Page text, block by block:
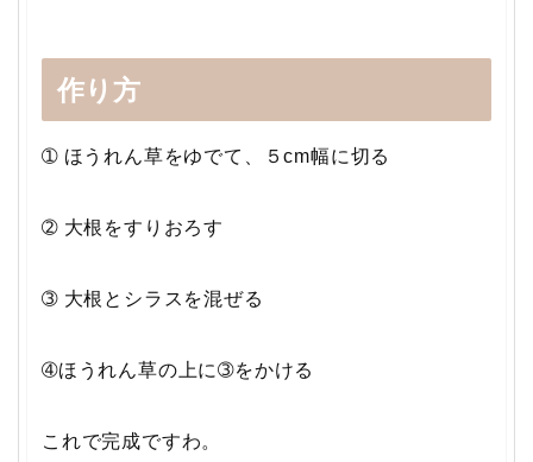
作り方
➀ ほうれん草をゆでて、５cm幅に切る
➁ 大根をすりおろす
➂ 大根とシラスを混ぜる
➃ほうれん草の上に➂をかける
これで完成ですわ。